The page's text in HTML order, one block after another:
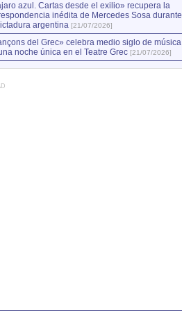
azul. Cartas desde el exilio» recupera la
inédita de Mercedes Sosa durante
argentina [21/07/2026]
del Grec» celebra medio siglo de música
noche única en el Teatre Grec [21/07/2026]